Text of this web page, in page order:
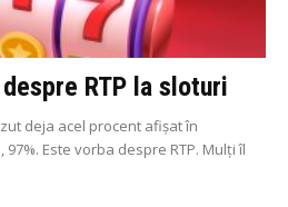
RTP la sloturi
deja acel procent afișat în
97%. Este vorba despre RTP. Mulți îl